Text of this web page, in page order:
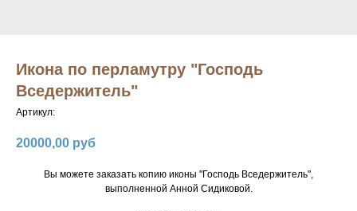
Икона по перламутру "Господь
Вседержитель"
Артикул:
20000,00 руб
Вы можете заказать копию иконы "Господь Вседержитель",
выполненной Анной Сидиковой.